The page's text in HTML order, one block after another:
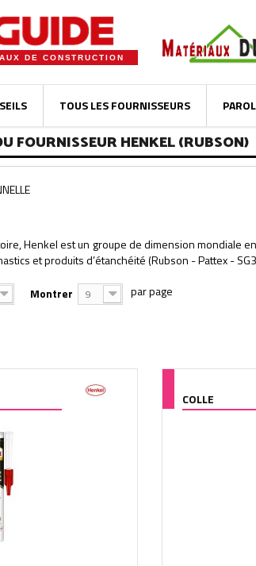
DE CONSTRUCTION
TOUS LES FOURNISSEURS
FOURNISSEUR HENKEL (RUBSON)
Henkel est un groupe de dimension mondiale
et produits d’étanchéité (Rubson - Pattex -
Montrer 9
COLLE